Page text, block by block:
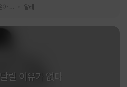
알레
릴 이유가 없다